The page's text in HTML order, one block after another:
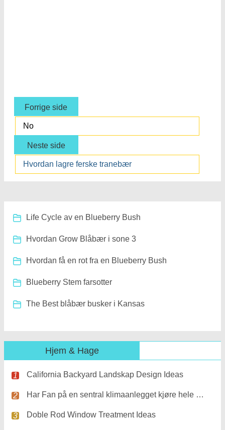
Forrige side
No
Neste side
Hvordan lagre ferske tranebær
Life Cycle av en Blueberry Bush
Hvordan Grow Blåbær i sone 3
Hvordan få en rot fra en Blueberry Bush
Blueberry Stem farsotter
The Best blåbær busker i Kansas
Hjem & Hage
California Backyard Landskap Design Ideas
Har Fan på en sentral klimaanlegget kjøre hele tiden ?
Doble Rod Window Treatment Ideas